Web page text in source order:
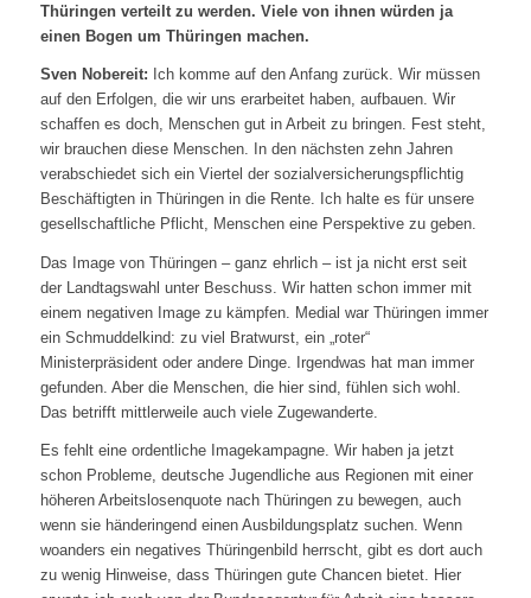
Thüringen verteilt zu werden. Viele von ihnen würden ja
einen Bogen um Thüringen machen.
Sven Nobereit: Ich komme auf den Anfang zurück. Wir müssen
auf den Erfolgen, die wir uns erarbeitet haben, aufbauen. Wir
schaffen es doch, Menschen gut in Arbeit zu bringen. Fest steht,
wir brauchen diese Menschen. In den nächsten zehn Jahren
verabschiedet sich ein Viertel der sozialversicherungspflichtig
Beschäftigten in Thüringen in die Rente. Ich halte es für unsere
gesellschaftliche Pflicht, Menschen eine Perspektive zu geben.
Das Image von Thüringen – ganz ehrlich – ist ja nicht erst seit
der Landtagswahl unter Beschuss. Wir hatten schon immer mit
einem negativen Image zu kämpfen. Medial war Thüringen immer
ein Schmuddelkind: zu viel Bratwurst, ein „roter“
Ministerpräsident oder andere Dinge. Irgendwas hat man immer
gefunden. Aber die Menschen, die hier sind, fühlen sich wohl.
Das betrifft mittlerweile auch viele Zugewanderte.
Es fehlt eine ordentliche Imagekampagne. Wir haben ja jetzt
schon Probleme, deutsche Jugendliche aus Regionen mit einer
höheren Arbeitslosenquote nach Thüringen zu bewegen, auch
wenn sie händeringend einen Ausbildungsplatz suchen. Wenn
woanders ein negatives Thüringenbild herrscht, gibt es dort auch
zu wenig Hinweise, dass Thüringen gute Chancen bietet. Hier